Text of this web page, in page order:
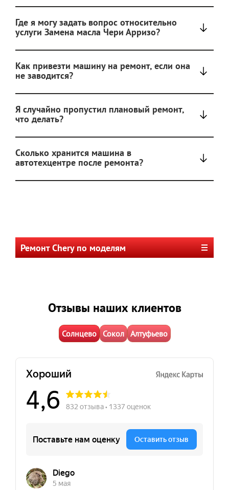
Где я могу задать вопрос относительно
услуги Замена масла Чери Арризо?
Как привезти машину на ремонт, если она
не заводится?
Я случайно пропустил плановый ремонт,
что делать?
Сколько хранится машина в
автотехцентре после ремонта?
Ремонт Chery по моделям
Отзывы наших клиентов
Солнцево Сокол Алтуфьево